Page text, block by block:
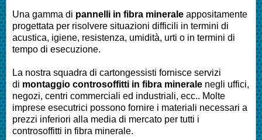
Una gamma di pannelli in fibra minerale appositamente
progettata per risolvere situazioni difficili in termini di
acustica, igiene, resistenza, umidità, urti o in termini di
tempo di esecuzione.
La nostra squadra di cartongessisti fornisce servizi
di montaggio controsoffitti in fibra minerale negli uffici,
negozi, centri commerciali ed industriali, ecc.. Molte
imprese esecutrici possono fornire i materiali necessari a
prezzi inferiori alla media di mercato per tutti i
controsoffitti in fibra minerale.